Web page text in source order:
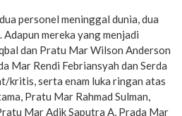
personel meninggal dunia, dua
mereka yang menjadi
dan Pratu Mar Wilson Anderson
Mar Rendi Febriansyah dan Serda
kritis, serta enam luka ringan atas
Pratu Mar Rahmad Sulman,
Mar Adik Saputra A, Prada Mar